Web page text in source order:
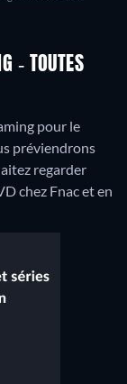
- TOUTES
pour le
préviendrons
regarder
chez Fnac et en